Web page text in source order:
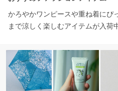
かろやかワンピースや重ね着にぴ
まで涼しく楽しむアイテムが入荷